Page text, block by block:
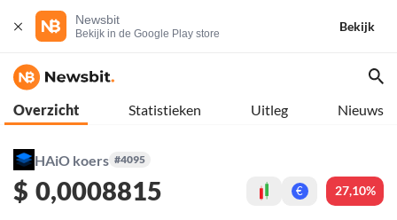
Newsbit
Bekijk in de Google Play store
Bekijk
Overzicht Statistieken Uitleg Nieuws
HAiO koers #4095
$ 0,0008815 € 27,10%